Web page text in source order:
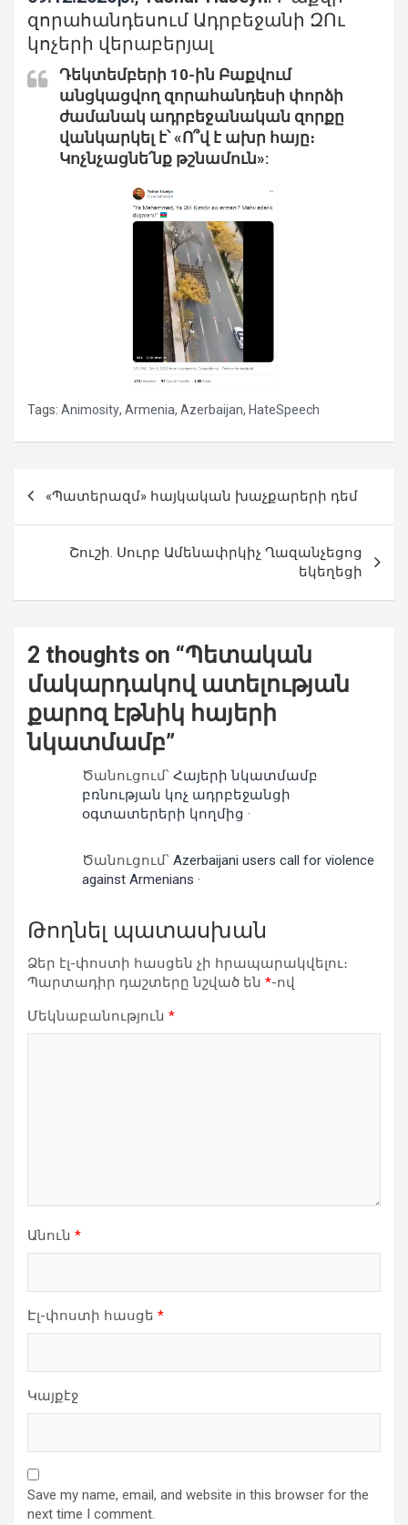
զորահանդեսում Ադրբեջանի ԶՈւ
կոչերի վերաբերյալ
Դեկտեմբերի 10-ին Բաքվում
անցկացվող զորահանդեսի փորձի
ժամանակ ադրբեջանական զորքը
վանկարկել է՝ «Ո՞վ է ախր հայը։
Կոչնչացնե՛նք թշնամուն»:
Tags: Animosity, Armenia, Azerbaijan, HateSpeech
նավարկումը
«Պատերազմ» հայկական խաչքարերի դեմ
Շուշի. Սուրբ Ամենափրկիչ Ղազանչեցոց
եկեղեցի
2 thoughts on “Պետական
մակարդակով ատելության
քարոզ էթնիկ հայերի
նկատմամբ”
Ծանուցում՝ Հայերի նկատմամբ
բռնության կոչ ադրբեջանցի
օգտատերերի կողմից ·
Ծանուցում՝ Azerbaijani users call for violence
against Armenians ·
Թողնել պատասխան
Ձեր էլ-փոստի հասցեն չի հրապարակվելու։
Պարտադիր դաշտերը նշված են *-ով
Մեկնաբանություն *
Անուն *
Էլ-փոստի հասցե *
Կայքէջ
Save my name, email, and website in this browser for the
next time I comment.